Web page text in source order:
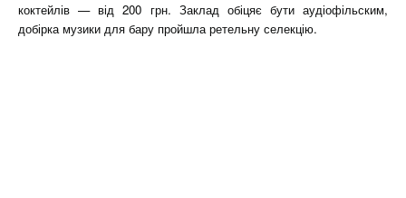
коктейлів — від 200 грн. Заклад обіцяє бути аудіофільским,
добірка музики для бару пройшла ретельну селекцію.